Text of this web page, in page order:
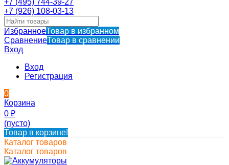
+7 (495) 744-39-27
+7 (926) 108-03-13
ИзбранноеТовар в избранном
СравнениеТовар в сравнении
Вход
Вход
Регистрация
0
Корзина
0 ₽
(пусто)
Товар в корзине!
Каталог товаров
Каталог товаров